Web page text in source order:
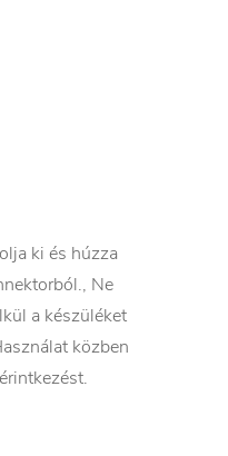
ki és húzza
Ne
a készüléket
közben